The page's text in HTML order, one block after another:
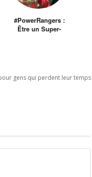
#PowerRangers :
Être un Super-
gens qui perdent leur temps